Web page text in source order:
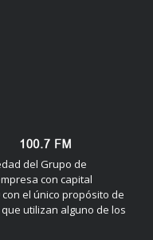
del Grupo de
con capital
el único propósito de
utilizan alguno de los